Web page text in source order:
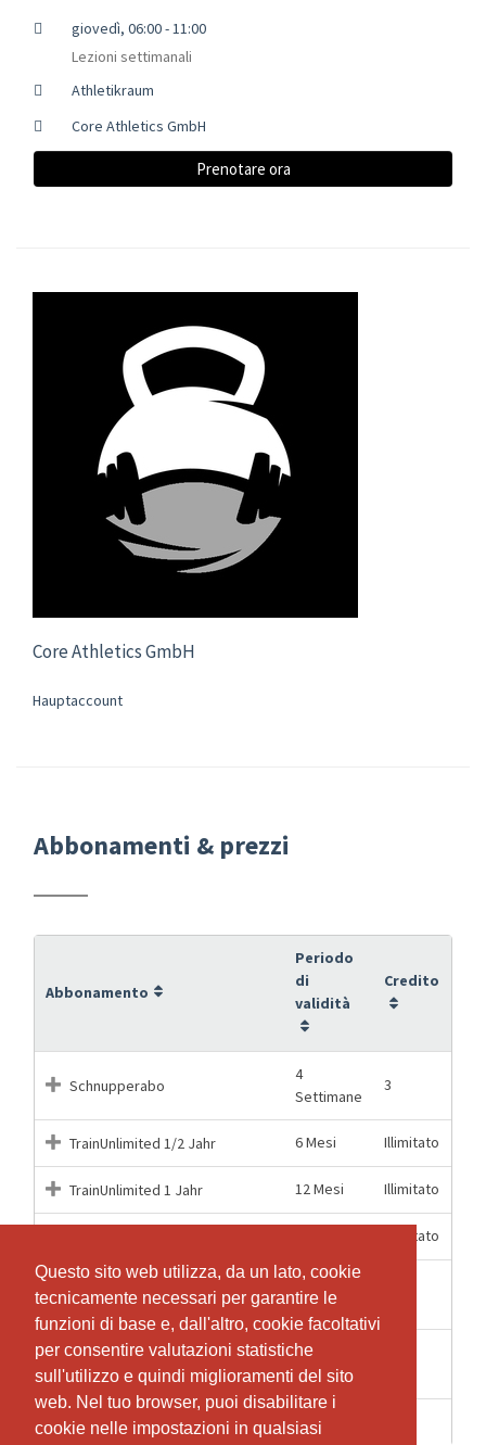
Questo sito web utilizza, da un lato, cookie
tecnicamente necessari per garantire le
funzioni di base e, dall'altro, cookie facoltativi
per consentire valutazioni statistiche
sull'utilizzo e quindi miglioramenti del sito
web. Nel tuo browser, puoi disabilitare i
cookie nelle impostazioni in qualsiasi
Questo sito web utilizza, da un lato, cookie
tecnicamente necessari per garantire le
funzioni di base e, dall'altro, cookie facoltativi
per consentire valutazioni statistiche
sull'utilizzo e quindi miglioramenti del sito
web. Nel tuo browser, puoi disabilitare i
cookie nelle impostazioni in qualsiasi
giovedì, 06:00 - 11:00
Lezioni settimanali
Athletikraum
Core Athletics GmbH
Prenotare ora
Core Athletics GmbH
Hauptaccount
Abbonamenti & prezzi
Abbonamento
Periodo
di
validità
Credito
Schnupperabo
4
Settimane
3
TrainUnlimited 1/2 Jahr 6 Mesi Illimitato
TrainUnlimited 1 Jahr 12 Mesi Illimitato
Illimitato
TrainUnlimited Eintrittsblock 10-
er
12 Mesi
TrainUnlimited Eintrittsblock 5-
er
TrainUnlimited Einzeleintritt 1 Mesi